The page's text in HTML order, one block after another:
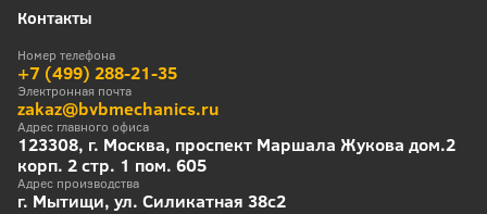
Контакты
Номер телефона
+7 (499) 288-21-35
Электронная почта
zakaz@bvbmechanics.ru
Адрес главного офиса
123308, г. Москва, проспект Маршала Жукова дом.2
корп. 2 стр. 1 пом. 605
Адрес производства
г. Мытищи, ул. Силикатная 38с2